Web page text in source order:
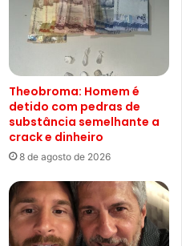
Theobroma: Homem é
detido com pedras de
substância semelhante a
crack e dinheiro
8 de agosto de 2026